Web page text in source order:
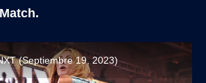
(Septiembre 19, 2023)